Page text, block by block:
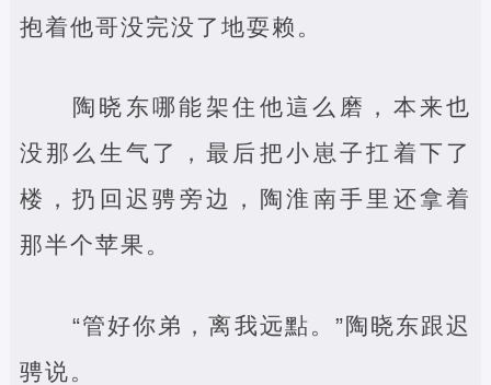
抱着他哥没完没了地耍赖。
陶晓东哪能架住他這么磨，本来也
没那么生气了，最后把小崽子扛着下了
楼，扔回迟骋旁边，陶淮南手里还拿着
那半个苹果。
“管好你弟，离我远點。”陶晓东跟迟
骋说。